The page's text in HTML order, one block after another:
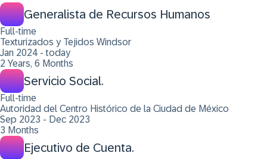
Generalista de Recursos Humanos
Full-time
Texturizados y Tejidos Windsor
Jan 2024 - today
2 Years, 6 Months
Servicio Social.
Full-time
Autoridad del Centro Histórico de la Ciudad de México
Sep 2023 - Dec 2023
3 Months
Ejecutivo de Cuenta.